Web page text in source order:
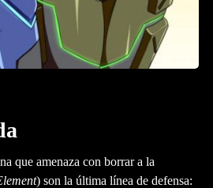
que amenaza con borrar a la
) son la última línea de defensa: